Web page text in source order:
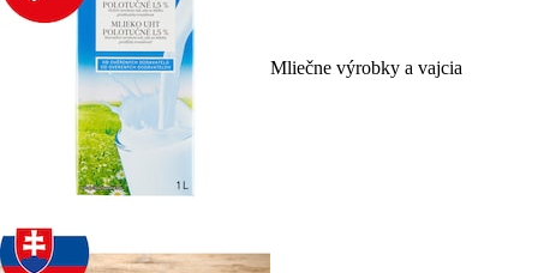
Mliečne výrobky a vajcia